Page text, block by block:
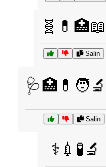
🧬💊🏥📖
Salin
Salin
⚕️💉🧪🔬